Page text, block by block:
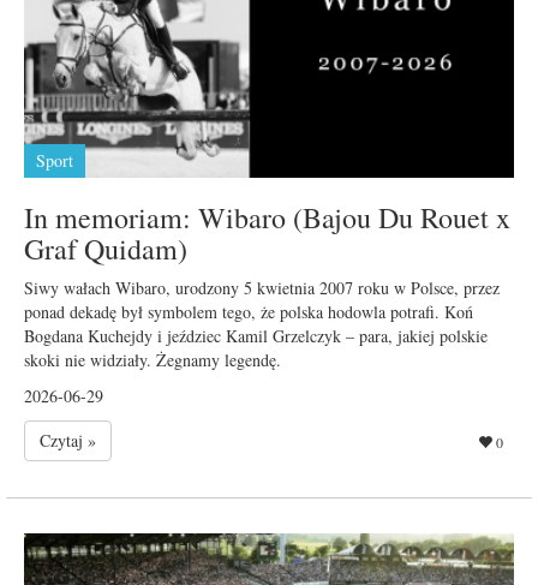
Sport
In memoriam: Wibaro (Bajou Du Rouet x
Graf Quidam)
Siwy wałach Wibaro, urodzony 5 kwietnia 2007 roku w Polsce, przez
ponad dekadę był symbolem tego, że polska hodowla potrafi. Koń
Bogdana Kuchejdy i jeździec Kamil Grzelczyk – para, jakiej polskie
skoki nie widziały. Żegnamy legendę.
2026-06-29
Czytaj »
0